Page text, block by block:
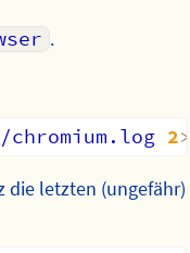
.
chromium.log 2>
die letzten (ungefähr)